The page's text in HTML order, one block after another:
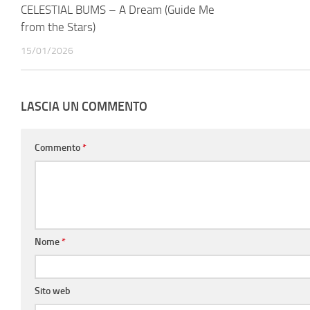
CELESTIAL BUMS – A Dream (Guide Me
from the Stars)
15/01/2026
LASCIA UN COMMENTO
Commento*
Nome*
Sito web